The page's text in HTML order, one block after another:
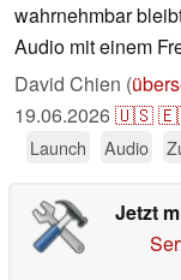
wahrnehmbar
Audio mit einem
David Chien (
19.06.2026🇺🇸
Launch Audio
Jetzt